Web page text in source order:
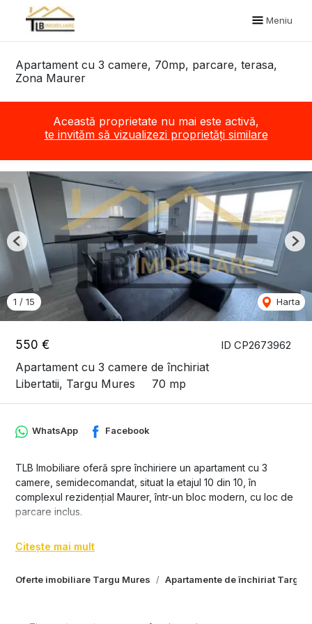
Meniu
Apartament cu 3 camere, 70mp, parcare, terasa,
Zona Maurer
Această proprietate nu mai este activă,
te invităm să vizualizezi proprietăți similare
ID CP2673962
550 €
Apartament cu 3 camere de închiriat
Libertatii, Targu Mures
70 mp
1 / 15 Harta
Previous
Oferte imobiliare Targu Mures Apartamente de închiriat Targu
WhatsApp Facebook
TLB Imobiliare oferă spre închiriere un apartament cu 3
camere, semidecomandat, situat la etajul 10 din 10, în
complexul rezidențial Maurer, într-un bloc modern, cu loc de
parcare inclus.
vedere panoramică
Citește mai mult